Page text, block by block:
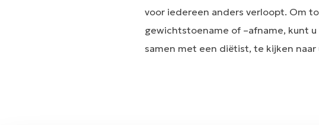
voor iedereen anders verloopt. Om
gewichtstoename of –afname, kunt
samen met een diëtist, te kijken